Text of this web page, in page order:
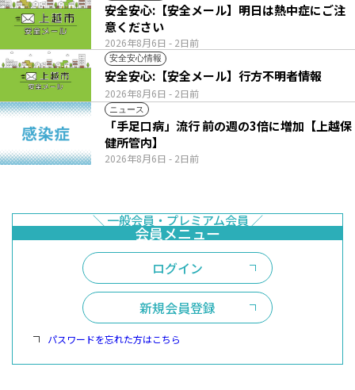
2026年8月6日 - 2日前
安全安心:【安全メール】明日は熱中症にご注
意ください
安全安心情報
2026年8月6日 - 2日前
安全安心:【安全メール】行方不明者情報
ニュース
2026年8月6日 - 2日前
「手足口病」流行 前の週の3倍に増加【上越保
健所管内】
ログイン
新規会員登録
パスワードを忘れた方はこちら